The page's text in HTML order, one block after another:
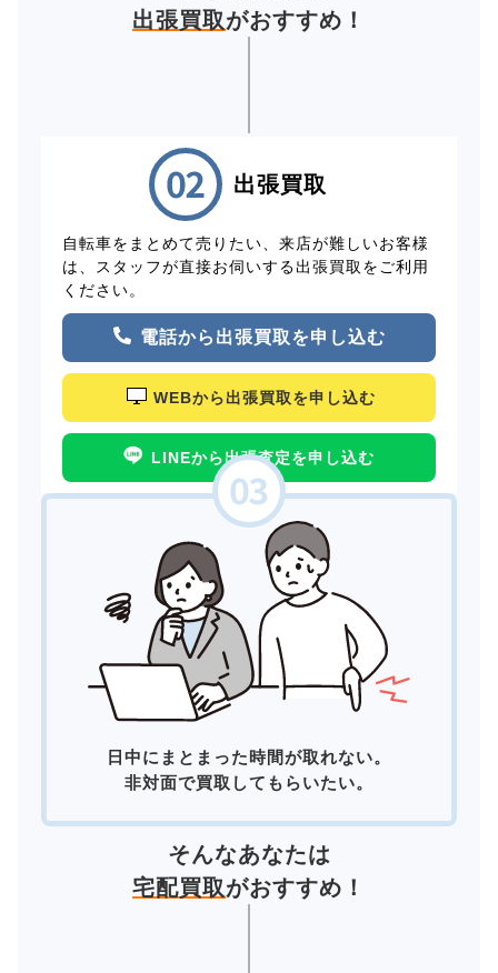
出張買取がおすすめ！
出張買取
自転車をまとめて売りたい、来店が難しいお客様
は、スタッフが直接お伺いする出張買取をご利用
ください。
電話から出張買取を申し込む
WEBから出張買取を申し込む
LINEから出張査定を申し込む
日中にまとまった時間が取れない。
非対面で買取してもらいたい。
そんなあなたは
宅配買取がおすすめ！